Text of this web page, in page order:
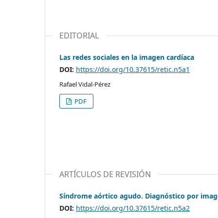
EDITORIAL
Las redes sociales en la imagen cardíaca
DOI: https://doi.org/10.37615/retic.n5a1
Rafael Vidal-Pérez
PDF
ARTÍCULOS DE REVISIÓN
Síndrome aórtico agudo. Diagnóstico por
DOI: https://doi.org/10.37615/retic.n5a2